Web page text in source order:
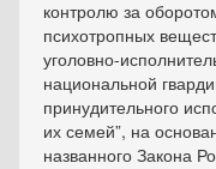
контролю за
психотропных
уголовно-
национальной
принудительного
их семей”, на
названного Закона